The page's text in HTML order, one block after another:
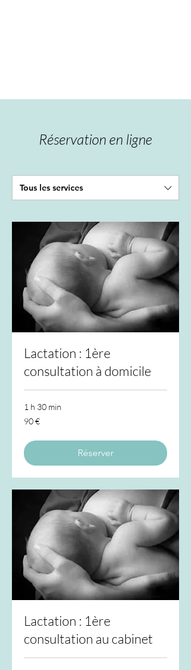
Réservation en ligne
Tous les services
Lactation : 1ère
consultation à domicile
1 h 30 min
90
euros
90 €
Réserver
Lactation : 1ère
consultation au cabinet